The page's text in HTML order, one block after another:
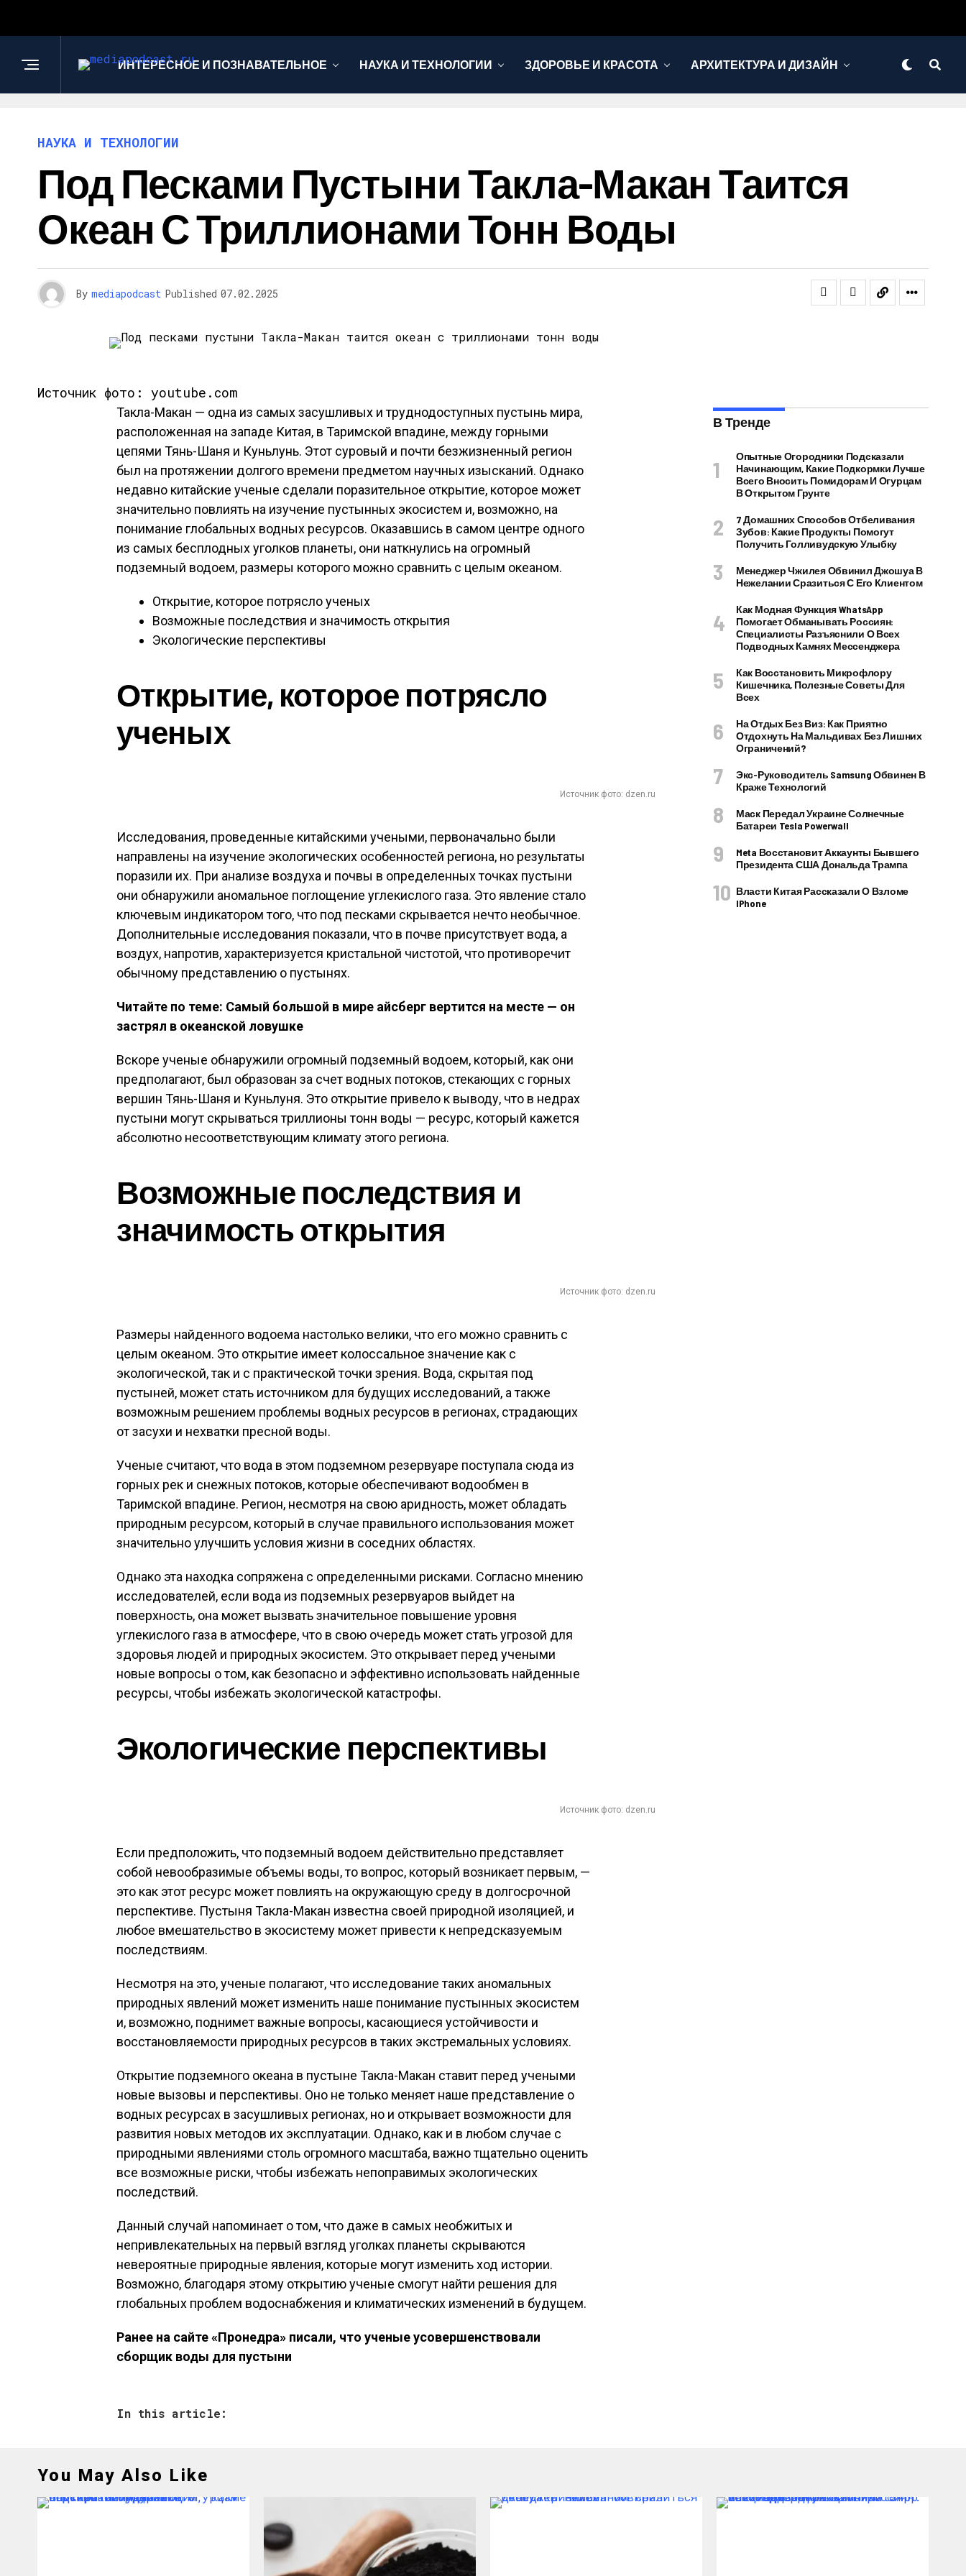
ИНТЕРЕСНОЕ И ПОЗНАВАТЕЛЬНОЕ НАУКА И ТЕХНОЛОГИИ ЗДОРОВЬЕ И КРАСОТА АРХИТЕКТУРА И ДИЗАЙН
НАУКА И ТЕХНОЛОГИИ
Под Песками Пустыни Такла-Макан Таится
Океан С Триллионами Тонн Воды
By mediapodcast Published 07.02.2025
Источник фото: youtube.com
Такла-Макан — одна из самых засушливых и труднодоступных пустынь мира,
расположенная на западе Китая, в Таримской впадине, между горными
цепями Тянь-Шаня и Куньлунь. Этот суровый и почти безжизненный регион
был на протяжении долгого времени предметом научных изысканий. Однако
недавно китайские ученые сделали поразительное открытие, которое может
значительно повлиять на изучение пустынных экосистем и, возможно, на
понимание глобальных водных ресурсов. Оказавшись в самом центре одного
из самых бесплодных уголков планеты, они наткнулись на огромный
подземный водоем, размеры которого можно сравнить с целым океаном.
Открытие, которое потрясло ученых
Возможные последствия и значимость открытия
Экологические перспективы
Открытие, которое потрясло
ученых
Источник фото: dzen.ru
Исследования, проведенные китайскими учеными, первоначально были
направлены на изучение экологических особенностей региона, но результаты
поразили их. При анализе воздуха и почвы в определенных точках пустыни
они обнаружили аномальное поглощение углекислого газа. Это явление стало
ключевым индикатором того, что под песками скрывается нечто необычное.
Дополнительные исследования показали, что в почве присутствует вода, а
воздух, напротив, характеризуется кристальной чистотой, что противоречит
обычному представлению о пустынях.
Читайте по теме: Самый большой в мире айсберг вертится на месте — он
застрял в океанской ловушке
Вскоре ученые обнаружили огромный подземный водоем, который, как они
предполагают, был образован за счет водных потоков, стекающих с горных
вершин Тянь-Шаня и Куньлуня. Это открытие привело к выводу, что в недрах
пустыни могут скрываться триллионы тонн воды — ресурс, который кажется
абсолютно несоответствующим климату этого региона.
Возможные последствия и
значимость открытия
Источник фото: dzen.ru
Размеры найденного водоема настолько велики, что его можно сравнить с
целым океаном. Это открытие имеет колоссальное значение как с
экологической, так и с практической точки зрения. Вода, скрытая под
пустыней, может стать источником для будущих исследований, а также
возможным решением проблемы водных ресурсов в регионах, страдающих
от засухи и нехватки пресной воды.
Ученые считают, что вода в этом подземном резервуаре поступала сюда из
горных рек и снежных потоков, которые обеспечивают водообмен в
Таримской впадине. Регион, несмотря на свою аридность, может обладать
природным ресурсом, который в случае правильного использования может
значительно улучшить условия жизни в соседних областях.
Однако эта находка сопряжена с определенными рисками. Согласно мнению
исследователей, если вода из подземных резервуаров выйдет на
поверхность, она может вызвать значительное повышение уровня
углекислого газа в атмосфере, что в свою очередь может стать угрозой для
здоровья людей и природных экосистем. Это открывает перед учеными
новые вопросы о том, как безопасно и эффективно использовать найденные
ресурсы, чтобы избежать экологической катастрофы.
Экологические перспективы
Источник фото: dzen.ru
Если предположить, что подземный водоем действительно представляет
собой невообразимые объемы воды, то вопрос, который возникает первым, —
это как этот ресурс может повлиять на окружающую среду в долгосрочной
перспективе. Пустыня Такла-Макан известна своей природной изоляцией, и
любое вмешательство в экосистему может привести к непредсказуемым
последствиям.
Несмотря на это, ученые полагают, что исследование таких аномальных
природных явлений может изменить наше понимание пустынных экосистем
и, возможно, поднимет важные вопросы, касающиеся устойчивости и
восстановляемости природных ресурсов в таких экстремальных условиях.
Открытие подземного океана в пустыне Такла-Макан ставит перед учеными
новые вызовы и перспективы. Оно не только меняет наше представление о
водных ресурсах в засушливых регионах, но и открывает возможности для
развития новых методов их эксплуатации. Однако, как и в любом случае с
природными явлениями столь огромного масштаба, важно тщательно оценить
все возможные риски, чтобы избежать непоправимых экологических
последствий.
Данный случай напоминает о том, что даже в самых необжитых и
непривлекательных на первый взгляд уголках планеты скрываются
невероятные природные явления, которые могут изменить ход истории.
Возможно, благодаря этому открытию ученые смогут найти решения для
глобальных проблем водоснабжения и климатических изменений в будущем.
Ранее на сайте «Пронедра» писали, что ученые усовершенствовали
сборщик воды для пустыни
In this article:
В Тренде
Опытные Огородники Подсказали
Начинающим, Какие Подкормки Лучше
Всего Вносить Помидорам И Огурцам
В Открытом Грунте
7 Домашних Способов Отбеливания
Зубов: Какие Продукты Помогут
Получить Голливудскую Улыбку
Менеджер Чжилея Обвинил Джошуа В
Нежелании Сразиться С Его Клиентом
Как Модная Функция WhatsApp
Помогает Обманывать Россиян:
Специалисты Разъяснили О Всех
Подводных Камнях Мессенджера
Как Восстановить Микрофлору
Кишечника, Полезные Советы Для
Всех
На Отдых Без Виз: Как Приятно
Отдохнуть На Мальдивах Без Лишних
Ограничений?
Экс-Руководитель Samsung Обвинен В
Краже Технологий
Маск Передал Украине Солнечные
Батареи Tesla Powerwall
Meta Восстановит Аккаунты Бывшего
Президента США Дональда Трампа
Власти Китая Рассказали О Взломе
IPhone
You May Also Like